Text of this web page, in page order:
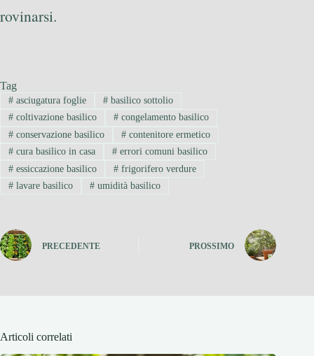
rovinarsi.
Tag
#asciugatura foglie #basilico sottolio
#coltivazione basilico #congelamento basilico
#conservazione basilico #contenitore ermetico
#cura basilico in casa #errori comuni basilico
#essiccazione basilico #frigorifero verdure
#lavare basilico #umidità basilico
PRECEDENTE PROSSIMO
Articoli correlati